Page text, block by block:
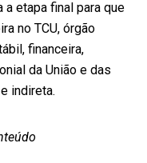
a etapa final para que
no TCU, órgão
financeira,
da União e das
indireta.